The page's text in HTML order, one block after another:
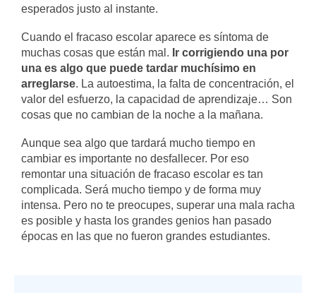
esperados justo al instante.
Cuando el fracaso escolar aparece es síntoma de
muchas cosas que están mal. Ir corrigiendo una por
una es algo que puede tardar muchísimo en
arreglarse. La autoestima, la falta de concentración, el
valor del esfuerzo, la capacidad de aprendizaje… Son
cosas que no cambian de la noche a la mañana.
Aunque sea algo que tardará mucho tiempo en
cambiar es importante no desfallecer. Por eso
remontar una situación de fracaso escolar es tan
complicada. Será mucho tiempo y de forma muy
intensa. Pero no te preocupes, superar una mala racha
es posible y hasta los grandes genios han pasado
épocas en las que no fueron grandes estudiantes.